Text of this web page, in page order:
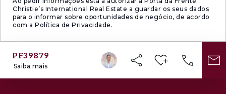
Christie’s International Real Estate a guardar os seus dados
para o informar sobre oportunidades de negócio, de acordo
com a Política de Privacidade.
PF39879
Saiba mais